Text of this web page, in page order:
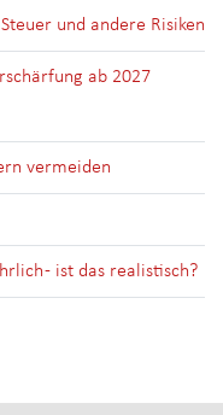
und andere Risiken
ab 2027
vermeiden
- ist das realistisch?